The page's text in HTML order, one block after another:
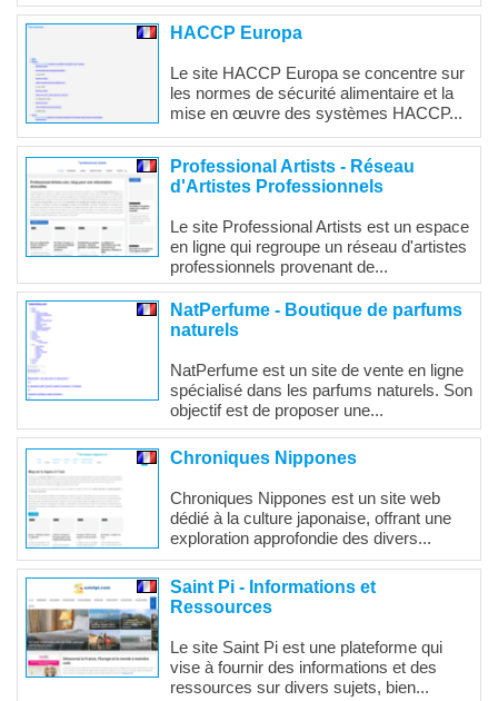
HACCP Europa
Le site HACCP Europa se concentre sur
les normes de sécurité alimentaire et la
mise en œuvre des systèmes HACCP...
Professional Artists - Réseau
d'Artistes Professionnels
Le site Professional Artists est un espace
en ligne qui regroupe un réseau d'artistes
professionnels provenant de...
NatPerfume - Boutique de parfums
naturels
NatPerfume est un site de vente en ligne
spécialisé dans les parfums naturels. Son
objectif est de proposer une...
Chroniques Nippones
Chroniques Nippones est un site web
dédié à la culture japonaise, offrant une
exploration approfondie des divers...
Saint Pi - Informations et
Ressources
Le site Saint Pi est une plateforme qui
vise à fournir des informations et des
ressources sur divers sujets, bien...